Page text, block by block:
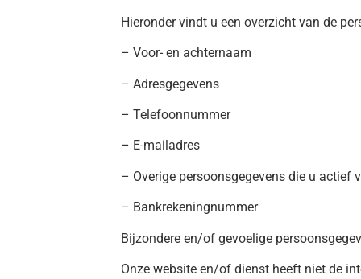
Hieronder vindt u een overzicht van de
– Voor- en achternaam
– Adresgegevens
– Telefoonnummer
– E-mailadres
– Overige persoonsgegevens die u actief
– Bankrekeningnummer
Bijzondere en/of gevoelige
Onze website en/of dienst heeft niet de